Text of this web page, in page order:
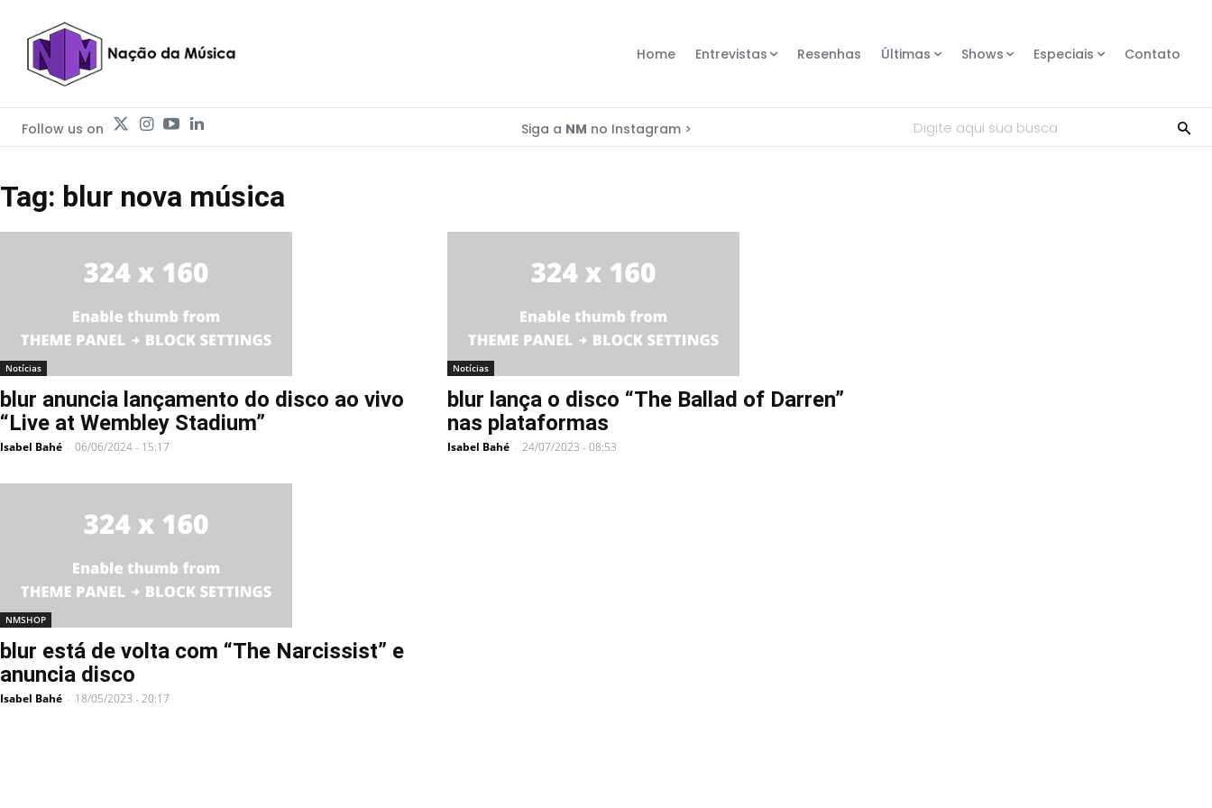
Home Entrevistas Resenhas Últimas Shows Especiais Contato
Follow us on Siga a NM no Instagram > Digite aqui sua busca
Tag: blur nova música
Notícias
blur anuncia lançamento do disco ao vivo
“Live at Wembley Stadium”
Isabel Bahé - 06/06/2024 - 15:17
Notícias
blur lança o disco “The Ballad of Darren”
nas plataformas
Isabel Bahé - 24/07/2023 - 08:53
NMSHOP
blur está de volta com “The Narcissist” e
anuncia disco
Isabel Bahé - 18/05/2023 - 20:17